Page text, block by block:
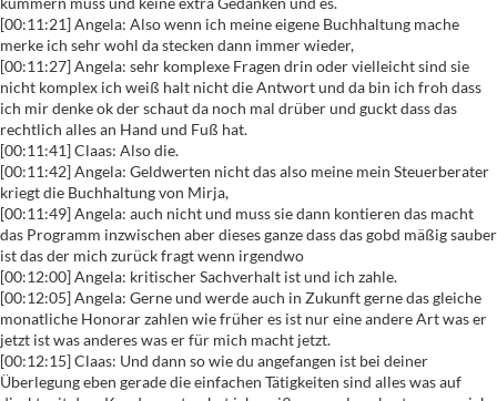
[00:11:21] Angela: Also wenn ich meine eigene Buchhaltung mache
merke ich sehr wohl da stecken dann immer wieder,
[00:11:27] Angela: sehr komplexe Fragen drin oder vielleicht sind sie
nicht komplex ich weiß halt nicht die Antwort und da bin ich froh dass
ich mir denke ok der schaut da noch mal drüber und guckt dass das
rechtlich alles an Hand und Fuß hat.
[00:11:41] Claas: Also die.
[00:11:42] Angela: Geldwerten nicht das also meine mein Steuerberater
kriegt die Buchhaltung von Mirja,
[00:11:49] Angela: auch nicht und muss sie dann kontieren das macht
das Programm inzwischen aber dieses ganze dass das gobd mäßig sauber
ist das der mich zurück fragt wenn irgendwo
[00:12:00] Angela: kritischer Sachverhalt ist und ich zahle.
[00:12:05] Angela: Gerne und werde auch in Zukunft gerne das gleiche
monatliche Honorar zahlen wie früher es ist nur eine andere Art was er
jetzt ist was anderes was er für mich macht jetzt.
[00:12:15] Claas: Und dann so wie du angefangen ist bei deiner
Überlegung eben gerade die einfachen Tätigkeiten sind alles was auf